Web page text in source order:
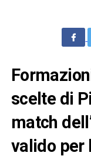
scelte di
match
valido per